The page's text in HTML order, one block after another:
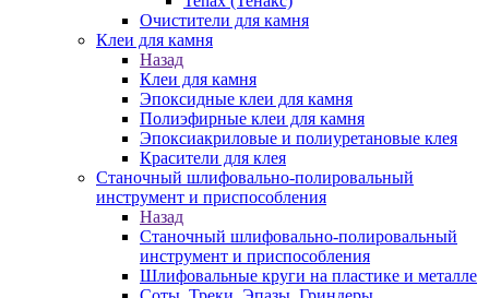
Очистители для камня
Клеи для камня
Назад
Клеи для камня
Эпоксидные клеи для камня
Полиэфирные клеи для камня
Эпоксиакриловые и полиуретановые клея
Красители для клея
Станочный шлифовально-полировальный
инструмент и приспособления
Назад
Станочный шлифовально-полировальный
инструмент и приспособления
Шлифовальные круги на пластике и металле